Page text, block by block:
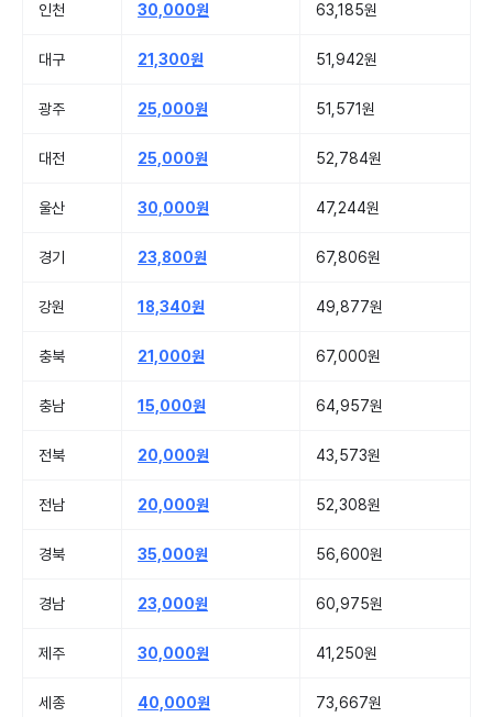
인천 30,000원 63,185원
대구 21,300원 51,942원
광주 25,000원 51,571원
대전 25,000원 52,784원
울산 30,000원 47,244원
경기 23,800원 67,806원
강원 18,340원 49,877원
충북 21,000원 67,000원
충남 15,000원 64,957원
전북 20,000원 43,573원
전남 20,000원 52,308원
경북 35,000원 56,600원
경남 23,000원 60,975원
제주 30,000원 41,250원
세종 40,000원 73,667원